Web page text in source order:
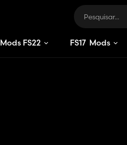
Mods FS22 FS17 Mods